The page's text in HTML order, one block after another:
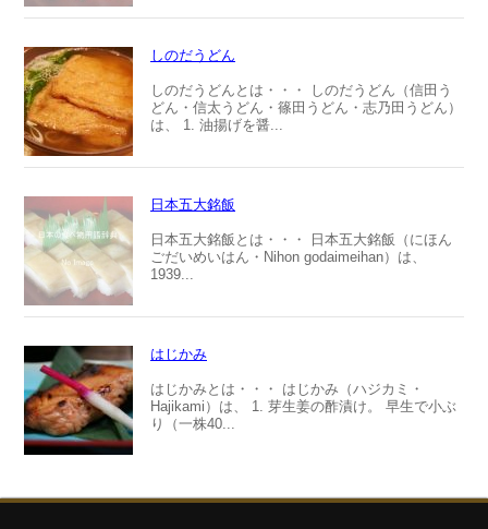
しのだうどん
しのだうどんとは・・・ しのだうどん（信田う
どん・信太うどん・篠田うどん・志乃田うどん）
は、 1. 油揚げを醤...
日本五大銘飯
日本五大銘飯とは・・・ 日本五大銘飯（にほん
ごだいめいはん・Nihon godaimeihan）は、
1939...
はじかみ
はじかみとは・・・ はじかみ（ハジカミ・
Hajikami）は、 1. 芽生姜の酢漬け。 早生で小ぶ
り（一株40...